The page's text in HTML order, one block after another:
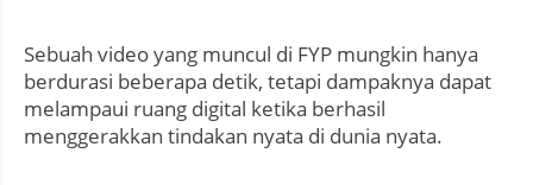
Sebuah video yang muncul di FYP mungkin hanya
berdurasi beberapa detik, tetapi dampaknya dapat
melampaui ruang digital ketika berhasil
menggerakkan tindakan nyata di dunia nyata.